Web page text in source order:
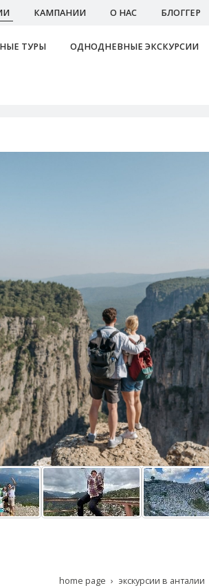
КАМПАНИИ О НАС БЛОГГЕР
ТУРЫ ОДНОДНЕВНЫЕ ЭКСКУРСИИ
home page экскурсии в анталии